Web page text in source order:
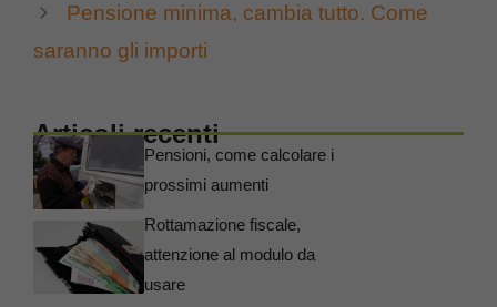
Pensione minima, cambia tutto. Come
saranno gli importi
Articoli recenti
Pensioni, come calcolare i
prossimi aumenti
Rottamazione fiscale,
attenzione al modulo da
usare